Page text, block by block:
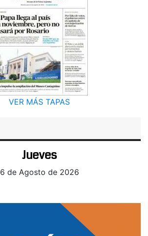
VER MÁS TAPAS
Jueves
6 de Agosto de 2026